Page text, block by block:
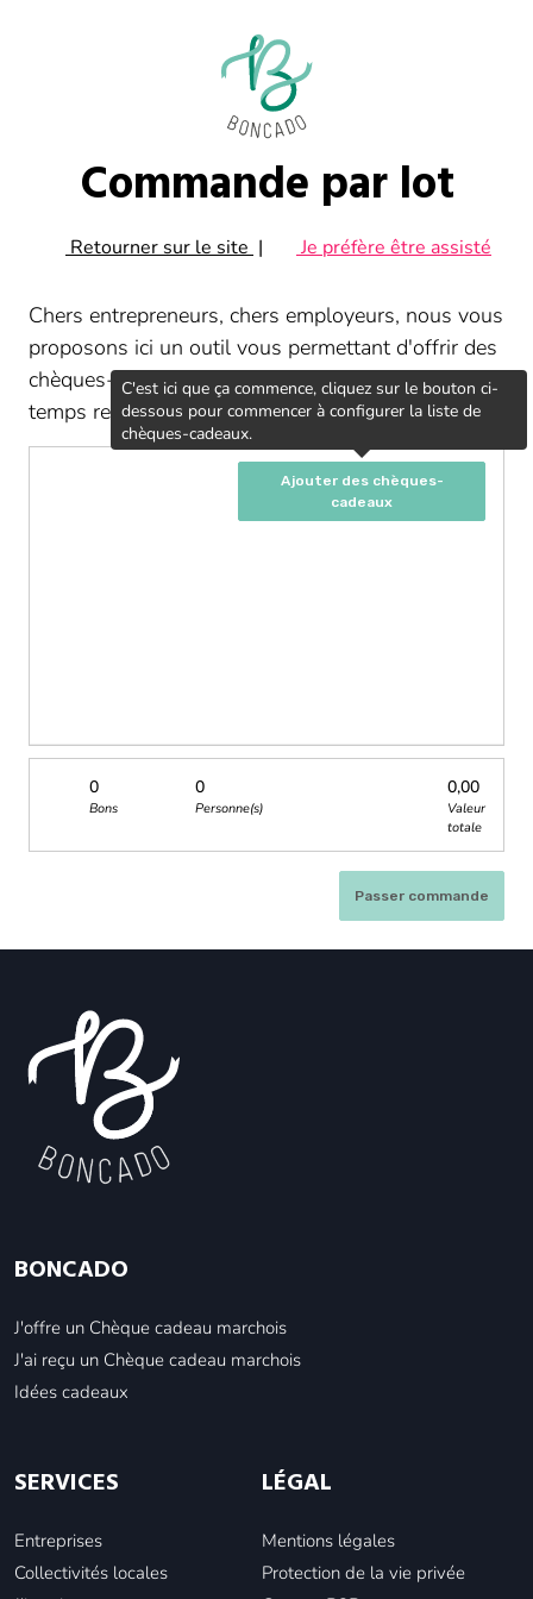
Commande par lot
Retourner sur le site | Je préfère être assisté
Chers entrepreneurs, chers employeurs, nous vous
proposons ici un outil vous permettant d'offrir des
chèques-cadeaux à vos collaborateurs en un
temps record.
Ajouter des chèques-
cadeaux
0
Bons
0
Personne(s)
0,00
Valeur
totale
Passer commande
BONCADO
J'offre un Chèque cadeau marchois
J'ai reçu un Chèque cadeau marchois
Idées cadeaux
SERVICES
Entreprises
Collectivités locales
LÉGAL
Mentions légales
Protection de la vie privée
C'est ici que ça commence, cliquez sur le bouton ci-
dessous pour commencer à configurer la liste de
chèques-cadeaux.